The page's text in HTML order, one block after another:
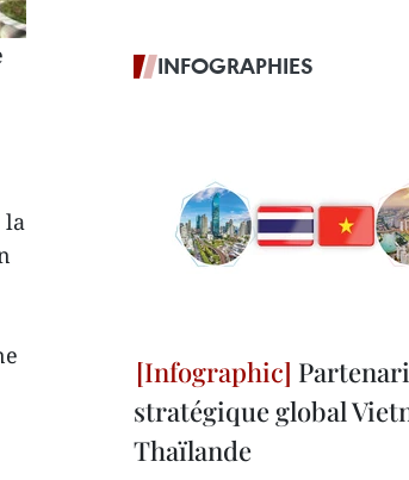
la
INFOGRAPHIES
stratégique global
Thaïlande